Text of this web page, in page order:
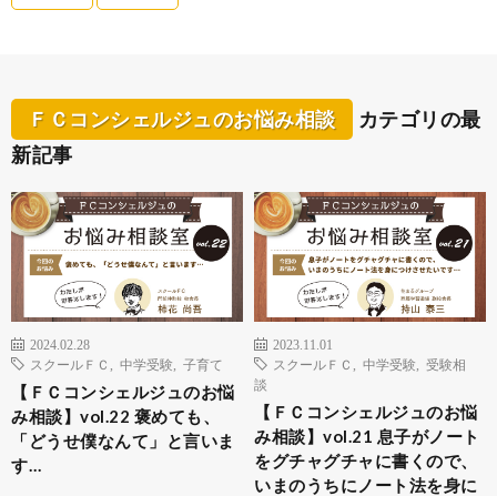
ＦＣコンシェルジュのお悩み相談
カテゴリの最
新記事
2024.02.28
スクールＦＣ
中学受験 子育て
【ＦＣコンシェルジュのお悩
み相談】vol.22 褒めても、
「どうせ僕なんて」と言いま
す…
2023.11.01
スクールＦＣ
中学受験
受験相
談
【ＦＣコンシェルジュのお悩
み相談】vol.21 息子がノート
をグチャグチャに書くので、
いまのうちにノート法を身に